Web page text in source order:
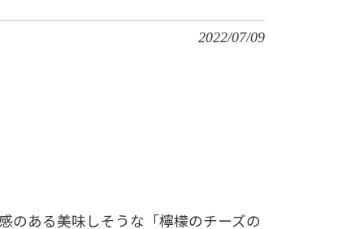
2022/07/09
のある美味しそうな「檸檬のチーズの